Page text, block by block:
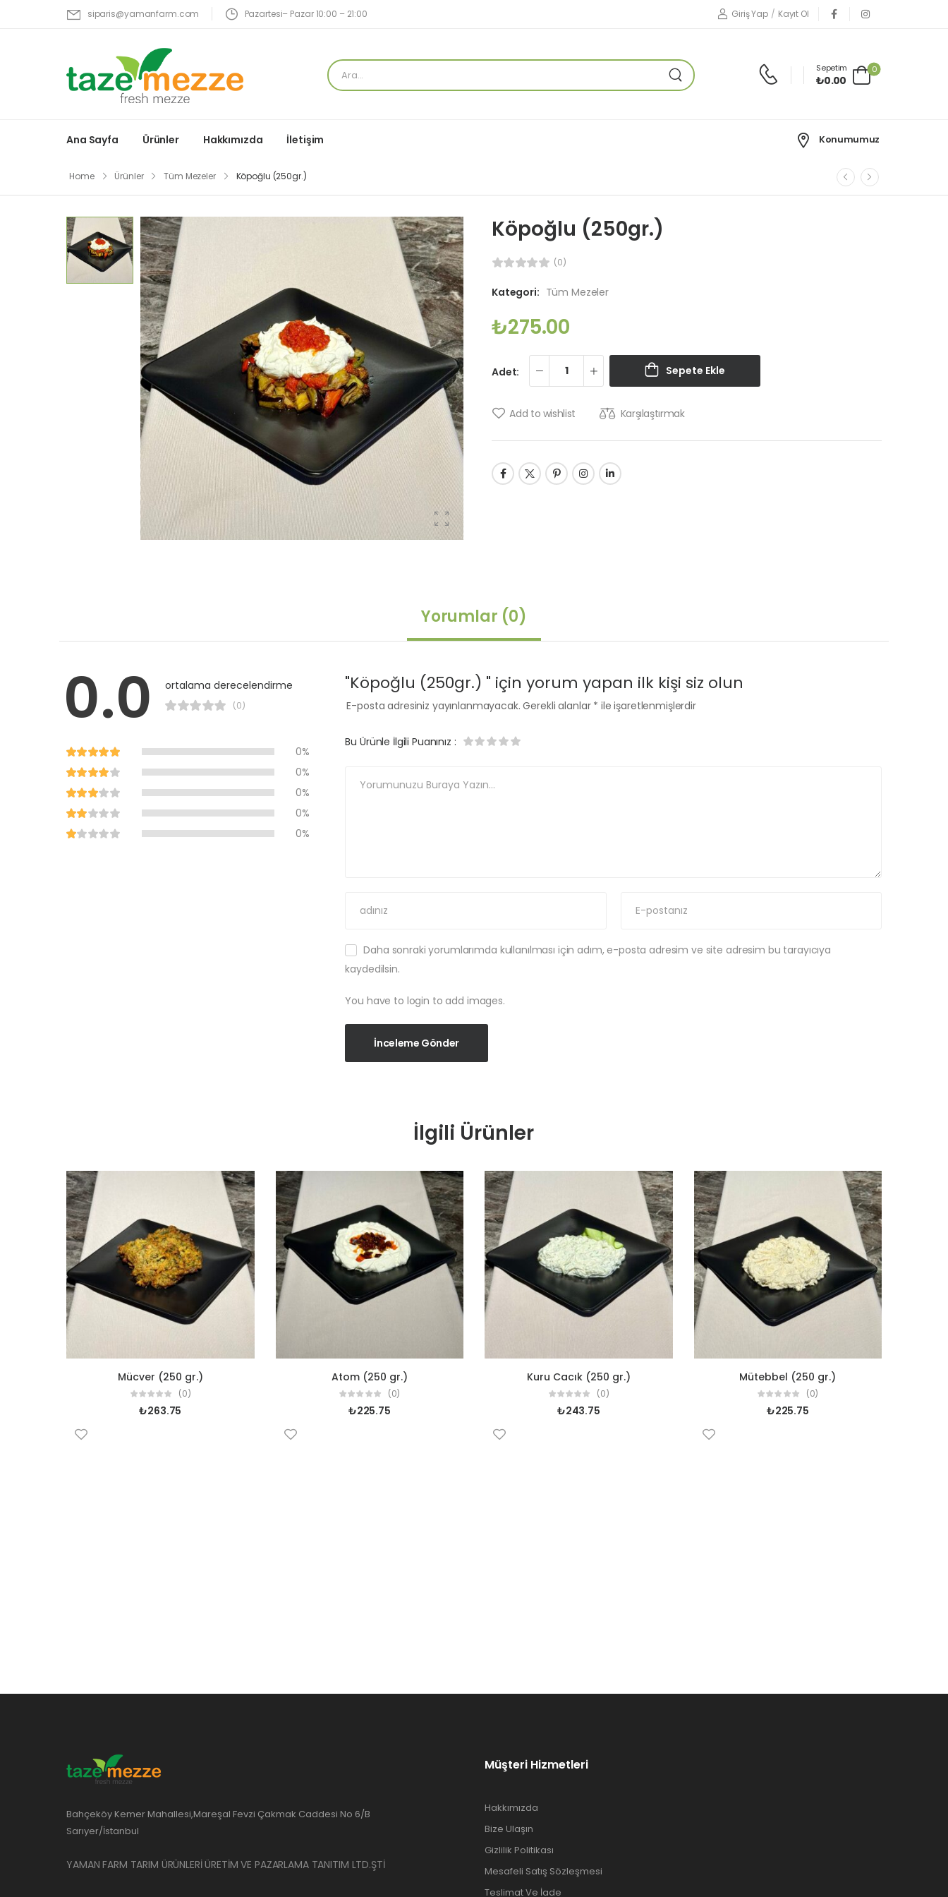
siparis@yamanfarm.com Pazartesi– Pazar 10:00 – 21:00 Giriş Yap / Kayıt Ol
Sepetim
₺0.00
0
Ana Sayfa Ürünler Hakkımızda İletişim Konumumuz
Home Ürünler Tüm Mezeler Köpoğlu (250gr.)
Köpoğlu (250gr.)
(0)
Kategori: Tüm Mezeler
₺275.00
Adet: Sepete Ekle
Add to wishlist Karşılaştırmak
Yorumlar (0)
0.0 ortalama derecelendirme
(0)
0%
0%
0%
0%
0%
"Köpoğlu (250gr.) " için yorum yapan ilk kişi siz olun
E-posta adresiniz yayınlanmayacak. Gerekli alanlar * ile işaretlenmişlerdir
Bu Ürünle İlgili Puanınız :
Daha sonraki yorumlarımda kullanılması için adım, e-posta adresim ve site adresim bu tarayıcıya
kaydedilsin.
You have to login to add images.
İnceleme Gönder
İlgili Ürünler
Mücver (250 gr.)
(0)
₺263.75
Atom (250 gr.)
(0)
₺225.75
Kuru Cacık (250 gr.)
(0)
₺243.75
Mütebbel (250 gr.)
(0)
₺225.75
Bahçeköy Kemer Mahallesi,Mareşal Fevzi Çakmak Caddesi No 6/B
Sarıyer/İstanbul
YAMAN FARM TARIM ÜRÜNLERİ ÜRETİM VE PAZARLAMA TANITIM LTD.ŞTİ
Müşteri Hizmetleri
Hakkımızda
Bize Ulaşın
Gizlilik Politikası
Mesafeli Satış Sözleşmesi
Teslimat Ve İade